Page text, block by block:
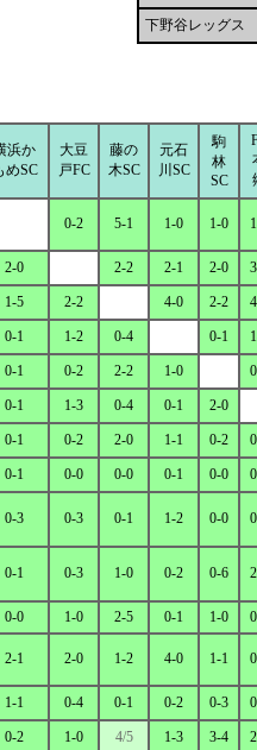
下野谷レッグス
浜か
めSC
大豆
戸FC
藤の
木SC
元石
川SC
駒
林
SC
0-2 5-1 1-0 1-0
2-0 2-2 2-1 2-0
1-5 2-2 4-0 2-2
0-1 1-2 0-4 0-1
0-1 0-2 2-2 1-0
0-1 1-3 0-4 0-1 2-0
0-1 0-2 2-0 1-1 0-2
0-1 0-0 0-0 0-1 0-0
0-3 0-3 0-1 1-2 0-0
0-1 0-3 1-0 0-2 0-6
0-0 1-0 2-5 0-1 1-0
2-1 2-0 1-2 4-0 1-1
1-1 0-4 0-1 0-2 0-3
0-2 1-0 4/5 1-3 3-4